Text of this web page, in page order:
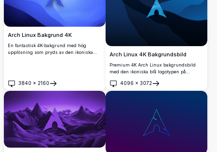
Arch Linux Bakgrund 4K
En fantastisk 4K-bakgrund med hög
upplösning som pryds av den ikoniska
som uppskattar minimalistiska och
eleganta skrivbordsbakgrunder.
3840 × 2160
Öppna
Arch Linux 4K Bakgrundsbild
Premium 4K Arch Linux bakgrundsbild
med den ikoniska blå logotypen på
marinblå och blå toner. Perfekt ultra
högupplöst skrivbordsbakgrund för
4096 × 3072
Öppna